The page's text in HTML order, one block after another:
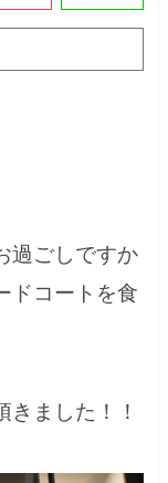
過ごしですか
ドコートを食
ました！！